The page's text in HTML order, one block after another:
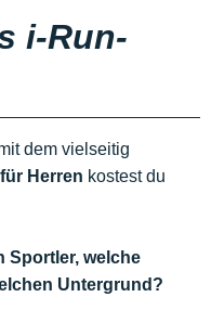
i-Run-
dem vielseitig
Herren kostest du
Sportler, welche
Untergrund?